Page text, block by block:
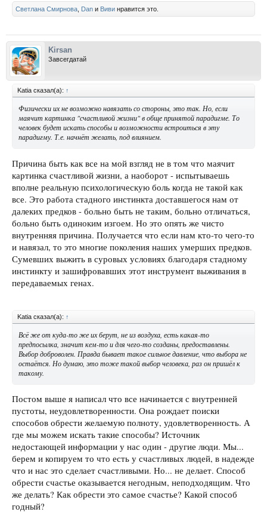
Светлана Смирнова Dan и Виви нравится это.
Kirsan
Завсегдатай
Katia сказал(а): ↑
Физически их не возможно навязать со стороны, это так. Но, если
маячит картинка "счастливой жизни" в обще принятой парадигме. То
человек будет искать способы и возможности встроиться в эту
парадигму. Т.е. начнёт желать, под влиянием.
Причина быть как все на мой взгляд не в том что маячит
картинка счастливой жизни, а наоборот - испытываешь
вполне реальную психологическую боль когда не такой как
все. Это работа стадного инстинкта доставшегося нам от
далеких предков - больно быть не таким, больно отличаться,
больно быть одиноким изгоем. Но это опять же чисто
внутренняя причина. Получается что если нам кто-то чего-то
и навязал, то это многие поколения наших умерших предков.
Сумевших выжить в суровых условиях благодаря стадному
инстинкту и зашифровавших этот инструмент выживания в
передаваемых генах.
Katia сказал(а): ↑
Всё же от куда-то же их берут, не из воздуха, есть какая-то
предпосылка, значит кем-то и для чего-то созданы, предоставлены.
Выбор доброволен. Правда бывает такое сильное давление, что выбора не
остаётся. Но думаю, это тоже такой выбор человека, раз он пришёл к
такому.
Постом выше я написал что все начинается с внутренней
пустоты, неудовлетворенности. Она рождает поиски
способов обрести желаемую полноту, удовлетворенность. А
где мы можем искать такие способы? Источник
недостающей информации у нас один - другие люди. Мы...
берем и копируем то что есть у счастливых людей, в надежде
что и нас это сделает счастливыми. Но... не делает. Способ
обрести счастье оказывается негодным, неподходящим. Что
же делать? Как обрести это самое счастье? Какой способ
годный?